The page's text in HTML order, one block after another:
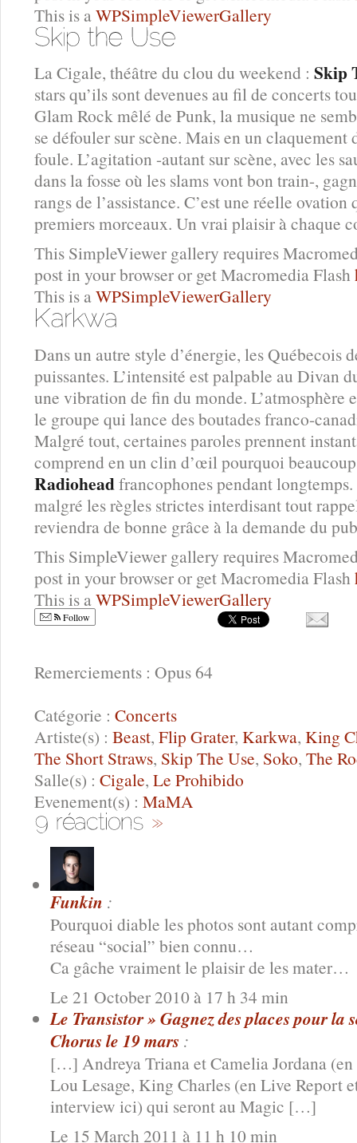
This is aWPSimpleViewerGallery
La Cigale, théâtre du clou du weekend : Skip
stars qu’ils sont devenues au fil de concerts
Glam Rock mêlé de Punk, la musique ne
se défouler sur scène. Mais en un
foule. L’agitation -autant sur scène, avec les
dans la fosse où les slams vont bon train-,
rangs de l’assistance. C’est une réelle
premiers morceaux. Un vrai plaisir à chaque
This SimpleViewer gallery requires
post in your browser or get Macromedia Flash
This is aWPSimpleViewerGallery
Dans un autre style d’énergie, les Québecois
puissantes. L’intensité est palpable au Divan
une vibration de fin du monde. L’atmosphère
le groupe qui lance des boutades franco-
Malgré tout, certaines paroles prennent
comprend en un clin d’œil pourquoi
Radioheadfrancophones pendant
malgré les règles strictes interdisant tout
reviendra de bonne grâce à la demande du
This SimpleViewer gallery requires
post in your browser or get Macromedia Flash
This is aWPSimpleViewerGallery
Follow
Remerciements : Opus 64
Catégorie : Concerts
Artiste(s) : Beast, Flip Grater, Karkwa, King
The Short Straws, Skip The Use, Soko, The
Salle(s) : Cigale, Le Prohibido
Evenement(s) : MaMA
Funkin :
Pourquoi diable les photos sont autant
réseau “social” bien connu…
Ca gâche vraiment le plaisir de les mater…
Le 21 October 2010 à 17 h 34 min
Le Transistor » Gagnez des places pour la
Chorus le 19 mars :
[…] Andreya Triana et Camelia Jordana (en
Lou Lesage, King Charles (en Live Report
interview ici) qui seront au Magic […]
Le 15 March 2011 à 11 h 10 min